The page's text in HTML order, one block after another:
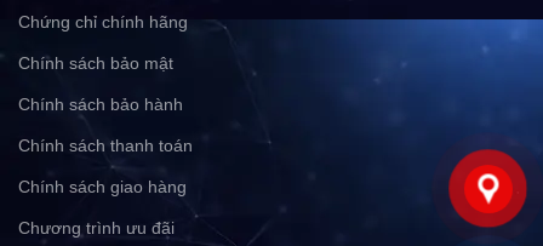
Chứng chỉ chính hãng
Chính sách bảo mật
Chính sách bảo hành
Chính sách thanh toán
Chính sách giao hàng
Chương trình ưu đãi